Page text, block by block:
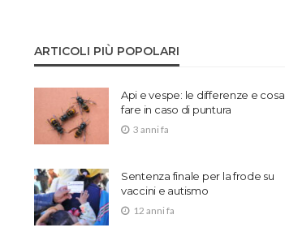
ARTICOLI PIÙ POPOLARI
Api e vespe: le differenze e cosa
fare in caso di puntura
3 anni fa
Sentenza finale per la frode su
vaccini e autismo
12 anni fa